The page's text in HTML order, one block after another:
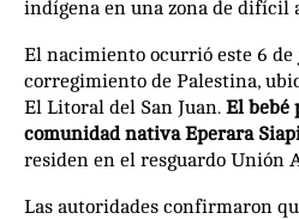
indígena en una zona de difícil
El nacimiento ocurrió este 6
corregimiento de Palestina,
El Litoral del San Juan. El bebé
comunidad nativa Eperara
residen en el resguardo Unión
Las autoridades confirmaron